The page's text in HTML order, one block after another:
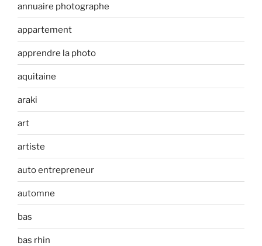
annuaire photographe
appartement
apprendre la photo
aquitaine
araki
art
artiste
auto entrepreneur
automne
bas
bas rhin